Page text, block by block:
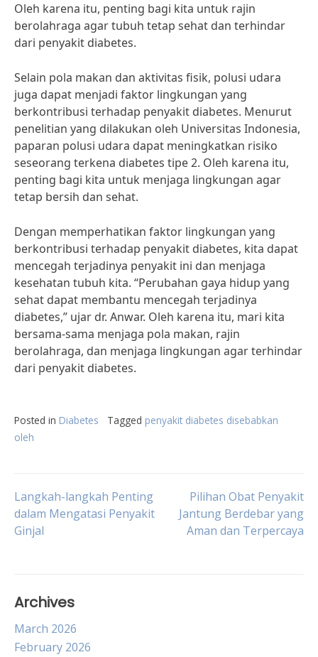
Oleh karena itu, penting bagi kita untuk rajin
berolahraga agar tubuh tetap sehat dan terhindar
dari penyakit diabetes.
Selain pola makan dan aktivitas fisik, polusi udara
juga dapat menjadi faktor lingkungan yang
berkontribusi terhadap penyakit diabetes. Menurut
penelitian yang dilakukan oleh Universitas Indonesia,
paparan polusi udara dapat meningkatkan risiko
seseorang terkena diabetes tipe 2. Oleh karena itu,
penting bagi kita untuk menjaga lingkungan agar
tetap bersih dan sehat.
Dengan memperhatikan faktor lingkungan yang
berkontribusi terhadap penyakit diabetes, kita dapat
mencegah terjadinya penyakit ini dan menjaga
kesehatan tubuh kita. “Perubahan gaya hidup yang
sehat dapat membantu mencegah terjadinya
diabetes,” ujar dr. Anwar. Oleh karena itu, mari kita
bersama-sama menjaga pola makan, rajin
berolahraga, dan menjaga lingkungan agar terhindar
dari penyakit diabetes.
Posted in Diabetes Tagged penyakit diabetes disebabkan
oleh
Post
navigation
Langkah-langkah Penting
dalam Mengatasi Penyakit
Ginjal
Pilihan Obat Penyakit
Jantung Berdebar yang
Aman dan Terpercaya
Archives
March 2026
February 2026